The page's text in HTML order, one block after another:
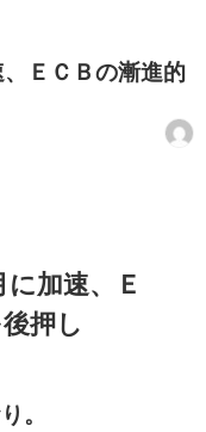
ＥＣＢの漸進的
加速、Ｅ
押し
。